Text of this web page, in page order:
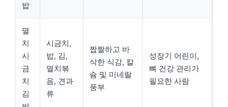
밥
멸
치
시
금
치
김
시금치,
밥, 김,
멸치볶
음, 견과
류
짭짤하고 바
삭한 식감, 칼
슘 및 미네랄
풍부
성장기 어린이,
뼈 건강 관리가
필요한 사람